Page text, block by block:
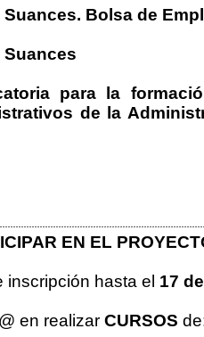
Bolsa de
para la
de la
EN EL
hasta el 17
en realizar CURSOS